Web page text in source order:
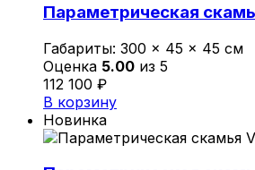
Параметрическая
Габариты: 300 × 45 × 45 см
Оценка 5.00 из 5
112 100 ₽
В корзину
Новинка